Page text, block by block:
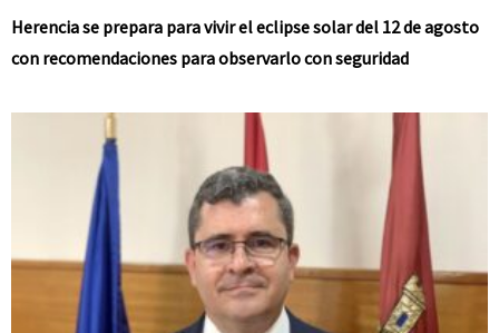
Herencia se prepara para vivir el eclipse solar del 12 de agosto
con recomendaciones para observarlo con seguridad